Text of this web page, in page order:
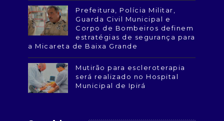
Prefeitura, Polícia Militar,
Guarda Civil Municipal e
Corpo de Bombeiros definem
estratégias de segurança para
a Micareta de Baixa Grande
Mutirão para escleroterapia
será realizado no Hospital
Municipal de Ipirá